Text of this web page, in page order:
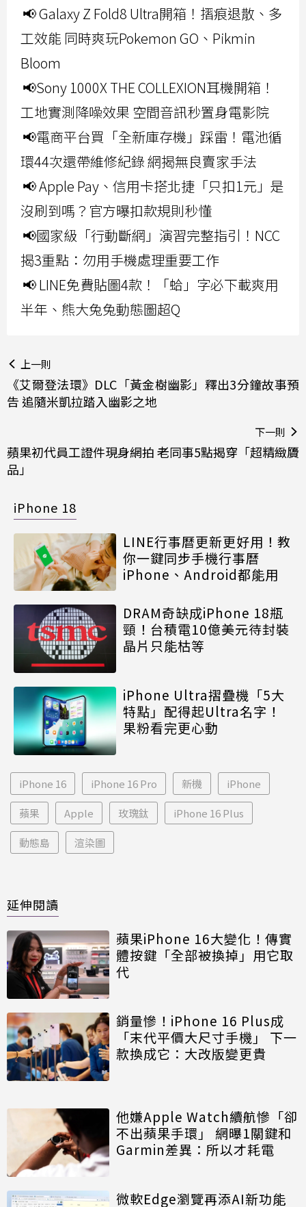
📢 Galaxy Z Fold8 Ultra開箱！摺痕退散、多
工效能 同時爽玩Pokemon GO、Pikmin
Bloom
📢Sony 1000X THE COLLEXION耳機開箱！
工地實測降噪效果 空間音訊秒置身電影院
📢電商平台買「全新庫存機」踩雷！電池循
環44次還帶維修紀錄 網揭無良賣家手法
📢 Apple Pay、信用卡搭北捷「只扣1元」是
沒刷到嗎？官方曝扣款規則秒懂
📢國家級「行動斷網」演習完整指引！NCC
揭3重點：勿用手機處理重要工作
📢 LINE免費貼圖4款！「蛤」字必下載爽用
半年、熊大兔兔動態圖超Q
上一則
《艾爾登法環》DLC「黃金樹幽影」釋出3分鐘故事預
告 追隨米凱拉踏入幽影之地
下一則
蘋果初代員工證件現身網拍 老同事5點揭穿「超精緻贗
品」
iPhone 18
LINE行事曆更新更好用！教
你一鍵同步手機行事曆
iPhone、Android都能用
DRAM奇缺成iPhone 18瓶
頸！台積電10億美元待封裝
晶片只能枯等
iPhone Ultra摺疊機「5大
特點」配得起Ultra名字！
果粉看完更心動
iPhone 16 iPhone 16 Pro 新機 iPhone
蘋果 Apple 玫瑰鈦 iPhone 16 Plus
動態島 渲染圖
延伸閱讀
蘋果iPhone 16大變化！傳實
體按鍵「全部被換掉」用它取
代
銷量慘！iPhone 16 Plus成
「末代平價大尺寸手機」 下一
款換成它：大改版變更貴
他嫌Apple Watch續航慘「卻
不出蘋果手環」 網曝1關鍵和
Garmin差異：所以才耗電
微軟Edge瀏覽再添AI新功能